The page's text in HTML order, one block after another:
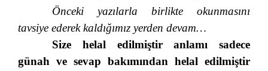
Önceki yazılarla birlikte okunmasını
tavsiye ederek kaldığımız yerden devam…
Size helal edilmiştir anlamı sadece
günah ve sevap bakımından helal edilmiştir